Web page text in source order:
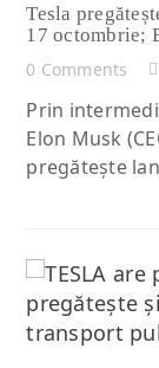
Tesla
17 octombrie;
0 Comments
Prin
Elon Musk
pregătește